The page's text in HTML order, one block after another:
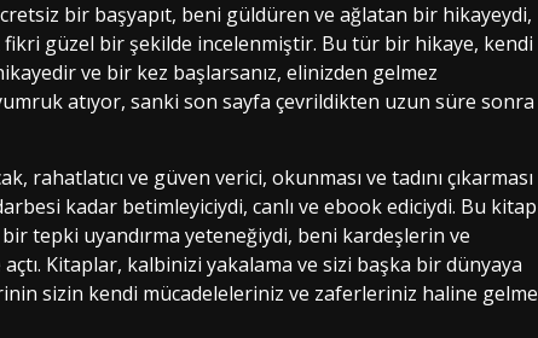
bir başyapıt, beni güldüren ve ağlatan bir hikayeydi,
güzel bir şekilde incelenmiştir. Bu tür bir hikaye, kendi
ve bir kez başlarsanız, elinizden gelmez
atıyor, sanki son sayfa çevrildikten uzun süre sonra
rahatlatıcı ve güven verici, okunması ve tadını çıkarması
kadar betimleyiciydi, canlı ve ebook ediciydi. Bu kitap
tepki uyandırma yeteneğiydi, beni kardeşlerin ve
Kitaplar, kalbinizi yakalama ve sizi başka bir dünyaya
sizin kendi mücadeleleriniz ve zaferleriniz haline gelme